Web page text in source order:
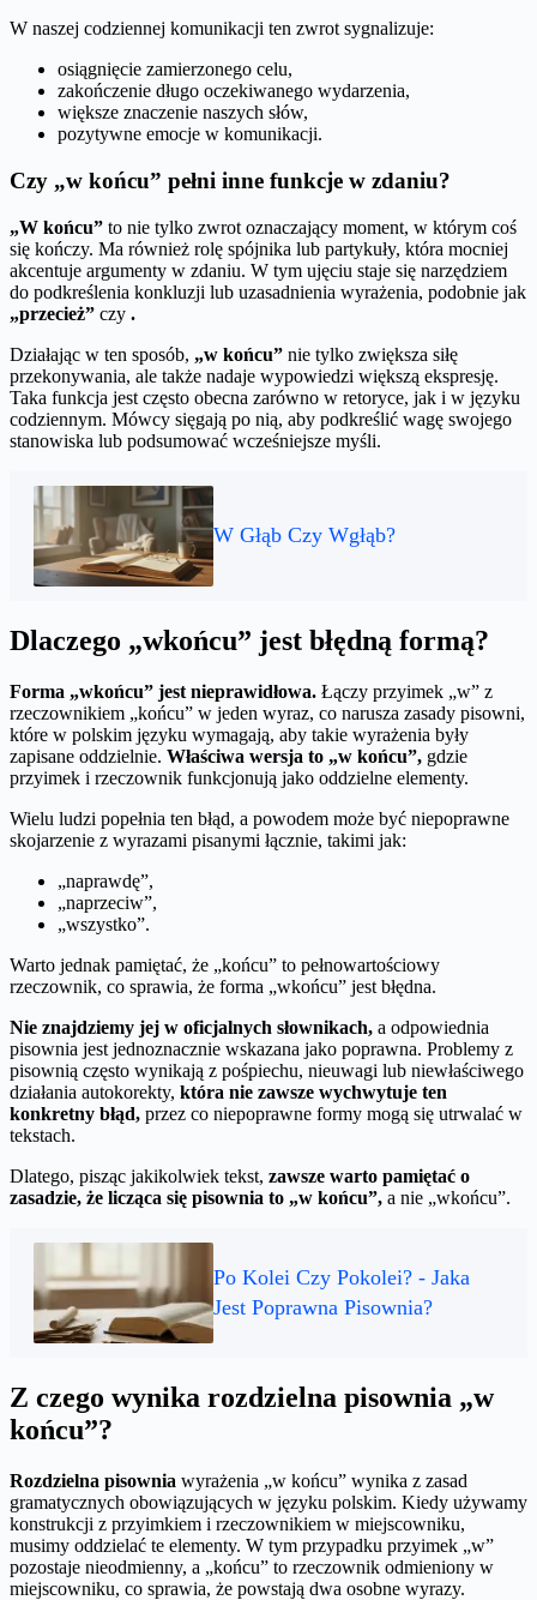
W naszej codziennej komunikacji ten zwrot sygnalizuje:
osiągnięcie zamierzonego celu,
zakończenie długo oczekiwanego wydarzenia,
większe znaczenie naszych słów,
pozytywne emocje w komunikacji.
Czy „w końcu” pełni inne funkcje w zdaniu?
„W końcu” to nie tylko zwrot oznaczający moment, w którym coś
się kończy. Ma również rolę spójnika lub partykuły, która mocniej
akcentuje argumenty w zdaniu. W tym ujęciu staje się narzędziem
do podkreślenia konkluzji lub uzasadnienia wyrażenia, podobnie jak
„przecież” czy .
Działając w ten sposób, „w końcu” nie tylko zwiększa siłę
przekonywania, ale także nadaje wypowiedzi większą ekspresję.
Taka funkcja jest często obecna zarówno w retoryce, jak i w języku
codziennym. Mówcy sięgają po nią, aby podkreślić wagę swojego
stanowiska lub podsumować wcześniejsze myśli.
W Głąb Czy Wgłąb?
Dlaczego „wkońcu” jest błędną formą?
Forma „wkońcu” jest nieprawidłowa. Łączy przyimek „w” z
rzeczownikiem „końcu” w jeden wyraz, co narusza zasady pisowni,
które w polskim języku wymagają, aby takie wyrażenia były
zapisane oddzielnie. Właściwa wersja to „w końcu”, gdzie
przyimek i rzeczownik funkcjonują jako oddzielne elementy.
Wielu ludzi popełnia ten błąd, a powodem może być niepoprawne
skojarzenie z wyrazami pisanymi łącznie, takimi jak:
„naprawdę”,
„naprzeciw”,
„wszystko”.
Warto jednak pamiętać, że „końcu” to pełnowartościowy
rzeczownik, co sprawia, że forma „wkońcu” jest błędna.
Nie znajdziemy jej w oficjalnych słownikach, a odpowiednia
pisownia jest jednoznacznie wskazana jako poprawna. Problemy z
pisownią często wynikają z pośpiechu, nieuwagi lub niewłaściwego
działania autokorekty, która nie zawsze wychwytuje ten
konkretny błąd, przez co niepoprawne formy mogą się utrwalać w
tekstach.
Dlatego, pisząc jakikolwiek tekst, zawsze warto pamiętać o
zasadzie, że licząca się pisownia to „w końcu”, a nie „wkońcu”.
Po Kolei Czy Pokolei? - Jaka
Jest Poprawna Pisownia?
Z czego wynika rozdzielna pisownia „w
końcu”?
Rozdzielna pisownia wyrażenia „w końcu” wynika z zasad
gramatycznych obowiązujących w języku polskim. Kiedy używamy
konstrukcji z przyimkiem i rzeczownikiem w miejscowniku,
musimy oddzielać te elementy. W tym przypadku przyimek „w”
pozostaje nieodmienny, a „końcu” to rzeczownik odmieniony w
miejscowniku, co sprawia, że powstają dwa osobne wyrazy.